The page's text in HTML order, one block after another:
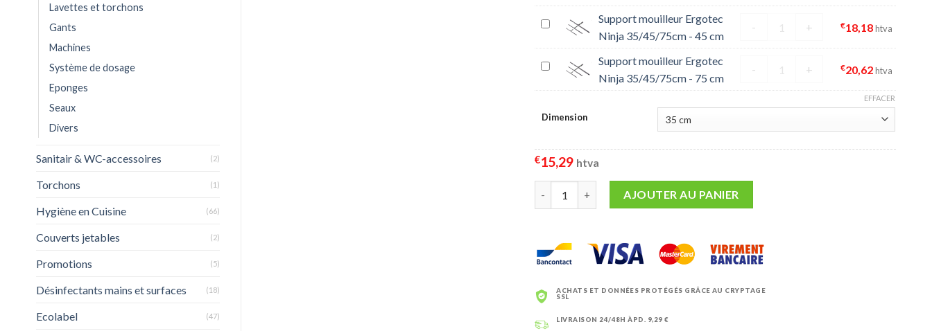
Lavettes et torchons
Gants
Machines
Système de dosage
Eponges
Seaux
Divers
Sanitair & WC-accessoires (2)
Torchons (1)
Hygiène en Cuisine (66)
Couverts jetables (2)
Promotions (5)
Désinfectants mains et surfaces (18)
Ecolabel (47)
Support mouilleur Ergotec
Ninja 35/45/75cm - 45 cm
- quantité de Support mouilleur
+ €18,18htva
Support mouilleur Ergotec
Ninja 35/45/75cm - 75 cm
- quantité de Support mouilleur
+ €20,62htva
Dimension
EFFACER
€15,29 htva
AJOUTER AU PANIER
ACHATS ET DONNÉES PROTÉGÉS GRÂCE AU CRYPTAGE
SSL
LIVRAISON 24/48H ÀPD. 9,29 €